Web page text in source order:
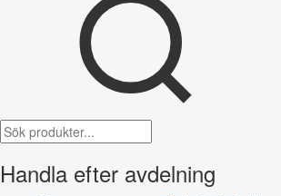
Handla efter avdelning